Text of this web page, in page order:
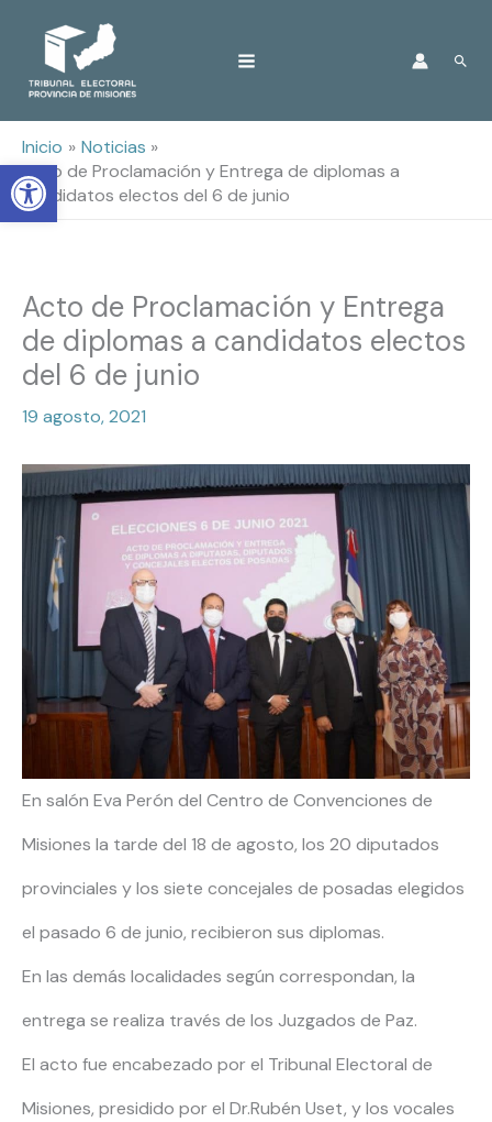
Open toolbar
Inicio
Noticias
Acto de Proclamación y Entrega de diplomas a
candidatos electos del 6 de junio
Acto de Proclamación y Entrega
de diplomas a candidatos electos
del 6 de junio
19 agosto, 2021
En salón Eva Perón del Centro de Convenciones de
Misiones la tarde del 18 de agosto, los 20 diputados
provinciales y los siete concejales de posadas elegidos
el pasado 6 de junio, recibieron sus diplomas.
En las demás localidades según correspondan, la
entrega se realiza través de los Juzgados de Paz.
El acto fue encabezado por el Tribunal Electoral de
Misiones, presidido por el Dr.Rubén Uset, y los vocales